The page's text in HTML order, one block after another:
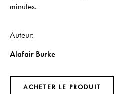
minutes.
Auteur
Alafair Burke
ACHETER LE PRODUIT